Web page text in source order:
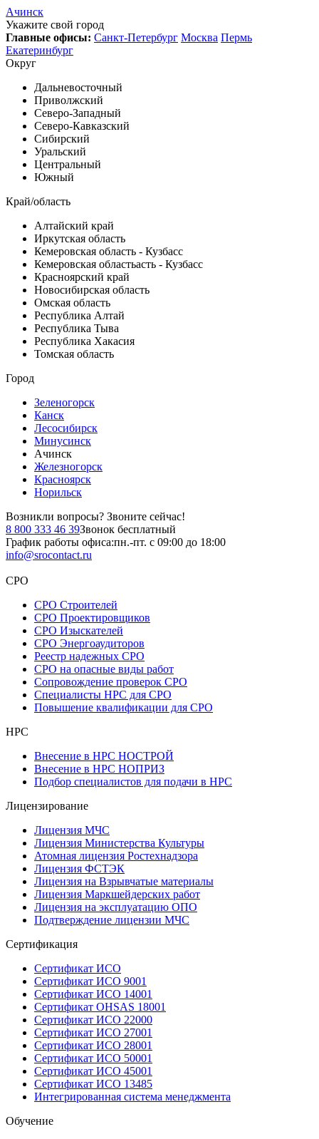
Ачинск
Укажите свой город
Главные офисы: Санкт-Петербург Москва Пермь
Екатеринбург
Округ
Дальневосточный
Приволжский
Северо-Западный
Северо-Кавказский
Сибирский
Уральский
Центральный
Южный
Край/область
Алтайский край
Иркутская область
Кемеровская область - Кузбасс
Кемеровская областьасть - Кузбасс
Красноярский край
Новосибирская область
Омская область
Республика Алтай
Республика Тыва
Республика Хакасия
Томская область
Город
Зеленогорск
Канск
Лесосибирск
Минусинск
Ачинск
Железногорск
Красноярск
Норильск
Возникли вопросы? Звоните сейчас!
8 800 333 46 39Звонок бесплатный
График работы офиса:пн.-пт. с 09:00 до 18:00
info@srocontact.ru
СРО
СРО Строителей
СРО Проектировщиков
СРО Изыскателей
СРО Энергоаудиторов
Реестр надежных СРО
СРО на опасные виды работ
Сопровождение проверок СРО
Специалисты НРС для СРО
Повышение квалификации для СРО
НРС
Внесение в НРС НОСТРОЙ
Внесение в НРС НОПРИЗ
Подбор специалистов для подачи в НРС
Лицензирование
Лицензия МЧС
Лицензия Министерства Культуры
Атомная лицензия Ростехнадзора
Лицензия ФСТЭК
Лицензия на Взрывчатые материалы
Лицензия Маркшейдерских работ
Лицензия на эксплуатацию ОПО
Подтверждение лицензии МЧС
Сертификация
Сертификат ИСО
Сертификат ИСО 9001
Сертификат ИСО 14001
Сертификат OHSAS 18001
Сертификат ИСО 22000
Сертификат ИСО 27001
Сертификат ИСО 28001
Сертификат ИСО 50001
Сертификат ИСО 45001
Сертификат ИСО 13485
Интегрированная система менеджмента
Обучение